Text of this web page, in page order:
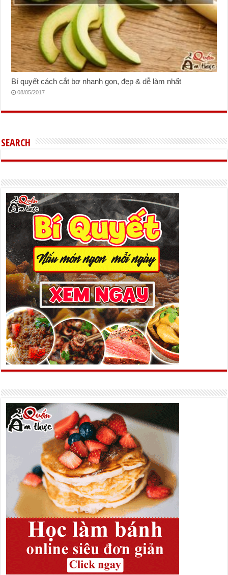
Bí quyết cách cắt bơ nhanh gọn, đẹp & dễ làm nhất
08/05/2017
SEARCH